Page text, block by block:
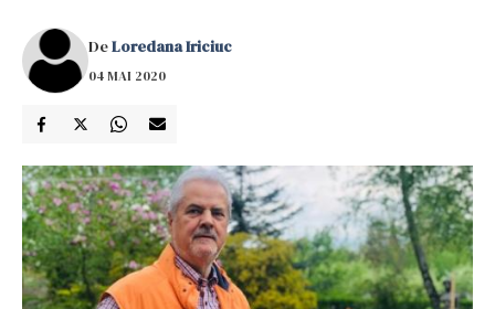
DeLoredana Iriciuc
04 MAI 2020